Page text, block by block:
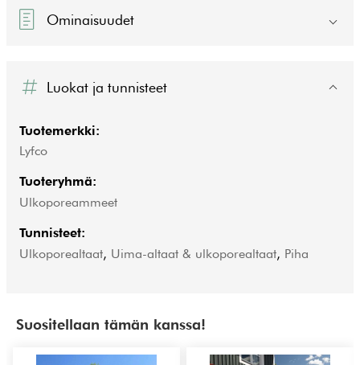
Ominaisuudet
Luokat ja tunnisteet
Tuotemerkki:
Lyfco
Tuoteryhmä:
Ulkoporeammeet
Tunnisteet:
Ulkoporealtaat, Uima-altaat & ulkoporealtaat, Piha
Suositellaan tämän kanssa!